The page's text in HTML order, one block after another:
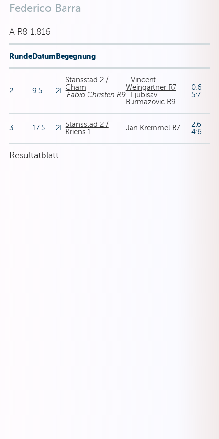
Federico Barra
A R8 1.816
RundeDatumBegegnung
2 9.5 2L
Stansstad 2 /
Cham
Fabio Christen R9
- Vincent
Weingartner R7
-
Ljubisav
Burmazovic R9
0:6
5:7
3 17.5 2LStansstad 2 /
Kriens 1
Jan Kremmel R7
2:6
4:6
Resultatblatt